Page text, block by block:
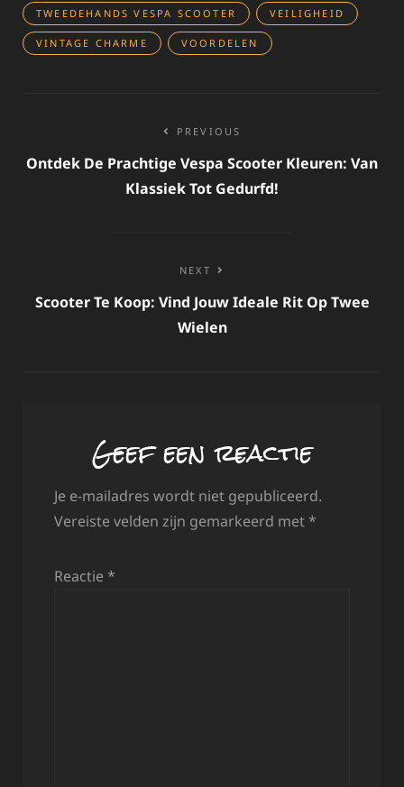
TWEEDEHANDS VESPA SCOOTER VEILIGHEID
VINTAGE CHARME VOORDELEN
navigatie
PREVIOUS
Ontdek De Prachtige Vespa Scooter Kleuren: Van
Klassiek Tot Gedurfd!
NEXT
Scooter Te Koop: Vind Jouw Ideale Rit Op Twee
Wielen
Geef een reactie
Je e-mailadres wordt niet gepubliceerd.
Vereiste velden zijn gemarkeerd met *
Reactie *